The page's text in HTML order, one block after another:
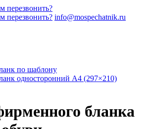
перезвонить?
перезвонить? info@mospechatnik.ru
по шаблону
односторонний A4 (297×210)
бланка